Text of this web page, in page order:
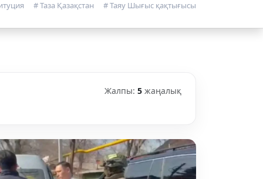
# Таза Қазақстан # Таяу Шығыс қақтығысы
Жалпы: 5 жаңалық